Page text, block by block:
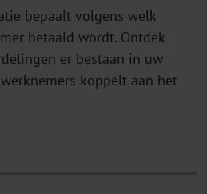
bepaalt volgens welk
betaald wordt. Ontdek
er bestaan in uw
koppelt aan het